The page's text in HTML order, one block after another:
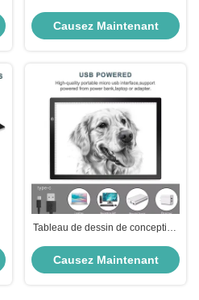
Causez Maintenant
Tableau de dessin de conception
traçage LED à alimentation USB
Causez Maintenant